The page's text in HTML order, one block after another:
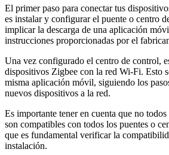
El primer paso para conectar tus
es instalar y configurar el puente o centro
implicar la descarga de una aplicación
instrucciones proporcionadas por el
Una vez configurado el centro de control,
dispositivos Zigbee con la red Wi-Fi. Esto
misma aplicación móvil, siguiendo los
nuevos dispositivos a la red.
Es importante tener en cuenta que no
son compatibles con todos los puentes o
que es fundamental verificar la
instalación.